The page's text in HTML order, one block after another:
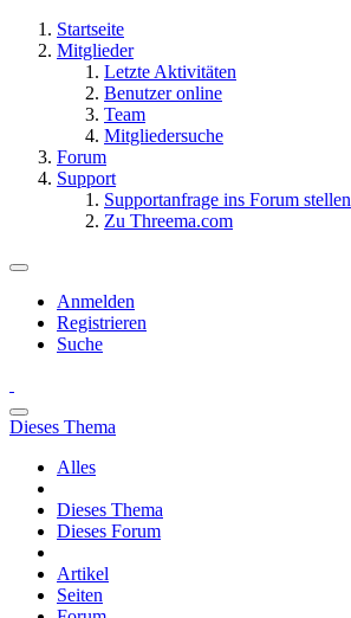
Startseite
Mitglieder
Letzte Aktivitäten
Benutzer online
Team
Mitgliedersuche
Forum
Support
Supportanfrage ins Forum stellen
Zu Threema.com
Anmelden
Registrieren
Suche
Dieses Thema
Alles
Dieses Thema
Dieses Forum
Artikel
Seiten